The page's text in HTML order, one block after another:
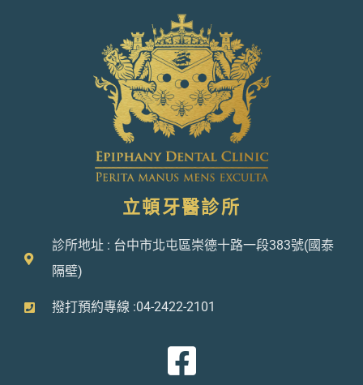
立頓牙醫診所
診所地址 : 台中市北屯區崇德十路一段383號(國泰
隔壁)
撥打預約專線 :04-2422-2101